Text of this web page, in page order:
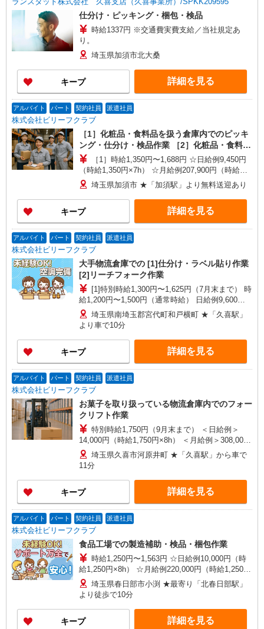
仕分け・ピッキング・梱包・検品
時給1337円 ※交通費実費支給／当社規定あ
り。
埼玉県加須市北大桑
キープ 詳細を見る
アルバイト パート 契約社員 派遣社員
株式会社ビリーフクラブ
［1］化粧品・食料品を扱う倉庫内でのピッキ
ング・仕分け・検品作業 ［2］化粧品・食料品
を扱う倉庫内でのフォークリフト作業
［1］時給1,350円〜1,688円 ☆日給例9,450円
（時給1,350円×7h） ☆月給例207,900円（時給
1,350円×7h×22日） ［2］特別時給2,000円（入社
から翌月末迄） 時給1,550円〜1,938円（通常時
給） ☆日給例10,850円（時給1,550円×7h） ☆月
給例238,700円（時給1,550円×7h×22日） ※経
験・能力等による
埼玉県加須市 ★「加須駅」より無料送迎あり
キープ 詳細を見る
アルバイト パート 契約社員 派遣社員
株式会社ビリーフクラブ
大手物流倉庫での [1]仕分け・ラベル貼り作業
[2]リーチフォーク作業
[1]特別時給1,300円〜1,625円（7月末まで） 時
給1,200円〜1,500円（通常時給） 日給例9,600円
（時給1,200円×8h） 月給例211,200円（時給1,200
円×8h×22日） [2]特別時給1,700円（7月末まで）
時給1,600円〜2,000円（通常時給） 日給例12,800
円（時給1,600円×8h） 月給例281,600円（時給
1,600円×8h×22日） ※経験・能力による
埼玉県南埼玉郡宮代町和戸横町 ★「久喜駅」
より車で10分
キープ 詳細を見る
アルバイト パート 契約社員 派遣社員
株式会社ビリーフクラブ
お菓子を取り扱っている物流倉庫内でのフォー
クリフト作業
特別時給1,750円（9月末まで） ＜日給例＞
14,000円（時給1,750円×8h） ＜月給例＞308,000
円（時給1,750円×8h×22日） 時給1,650円〜2,063
円（通常時給） ※経験・能力等による
埼玉県久喜市河原井町 ★「久喜駅」から車で
11分
キープ 詳細を見る
アルバイト パート 契約社員 派遣社員
株式会社ビリーフクラブ
食品工場での製造補助・検品・梱包作業
時給1,250円〜1,563円 ☆日給例10,000円（時
給1,250円×8h） ☆月給例220,000円（時給1,250円
×8h×22日） ※経験・能力等による
埼玉県春日部市小渕 ★最寄り「北春日部駅」
より徒歩で10分
キープ 詳細を見る